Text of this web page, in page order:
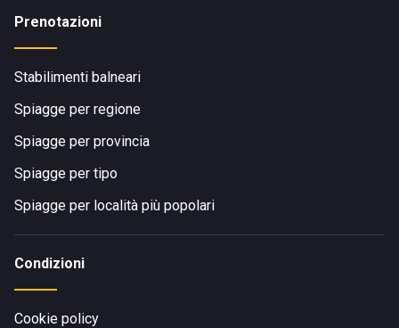
Prenotazioni
Stabilimenti balneari
Spiagge per regione
Spiagge per provincia
Spiagge per tipo
Spiagge per località più popolari
Condizioni
Cookie policy